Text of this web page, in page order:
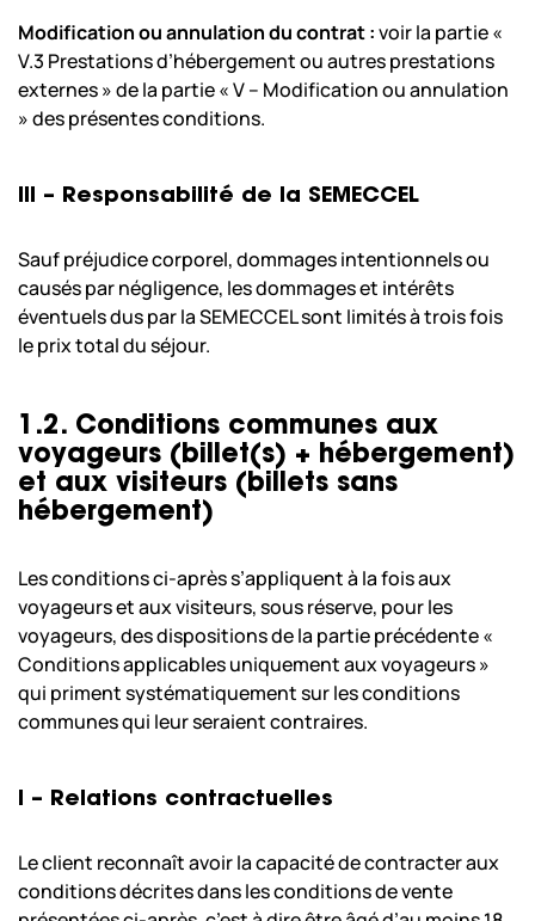
Modification ou annulation du contrat :voir la partie «
V.3 Prestations d’hébergement ou autres prestations
externes » de la partie « V – Modification ou annulation
» des présentes conditions.
III – Responsabilité de la SEMECCEL
Sauf préjudice corporel, dommages intentionnels ou
causés par négligence, les dommages et intérêts
éventuels dus par la SEMECCEL sont limités à trois fois
le prix total du séjour.
1.2. Conditions communes aux
voyageurs (billet(s) + hébergement)
et aux visiteurs (billets sans
hébergement)
Les conditions ci-après s’appliquent à la fois aux
voyageurs et aux visiteurs, sous réserve, pour les
voyageurs, des dispositions de la partie précédente «
Conditions applicables uniquement aux voyageurs »
qui priment systématiquement sur les conditions
communes qui leur seraient contraires.
I – Relations contractuelles
Le client reconnaît avoir la capacité de contracter aux
conditions décrites dans les conditions de vente